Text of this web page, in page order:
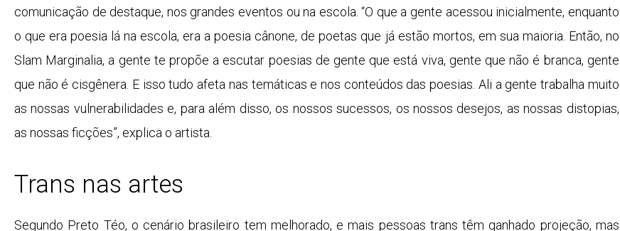
comunicação de destaque, nos grandes eventos ou na escola. “O que a gente acessou inicialmente, enquanto
o que era poesia lá na escola, era a poesia cânone, de poetas que já estão mortos, em sua maioria. Então, no
Slam Marginalia, a gente te propõe a escutar poesias de gente que está viva, gente que não é branca, gente
que não é cisgênera. E isso tudo afeta nas temáticas e nos conteúdos das poesias. Ali a gente trabalha muito
as nossas vulnerabilidades e, para além disso, os nossos sucessos, os nossos desejos, as nossas distopias,
as nossas ficções”, explica o artista.
Trans nas artes
Segundo Preto Téo, o cenário brasileiro tem melhorado, e mais pessoas trans têm ganhado projeção, mas